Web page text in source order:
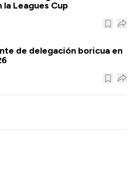
la Leagues Cup
de delegación boricua en